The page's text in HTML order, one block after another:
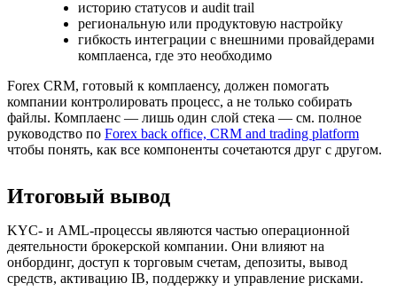
историю статусов и audit trail
региональную или продуктовую настройку
гибкость интеграции с внешними провайдерами
комплаенса, где это необходимо
Forex CRM, готовый к комплаенсу, должен помогать
компании контролировать процесс, а не только собирать
файлы. Комплаенс — лишь один слой стека — см. полное
руководство по Forex back office, CRM and trading platform
чтобы понять, как все компоненты сочетаются друг с другом.
Итоговый вывод
KYC- и AML-процессы являются частью операционной
деятельности брокерской компании. Они влияют на
онбординг, доступ к торговым счетам, депозиты, вывод
средств, активацию IB, поддержку и управление рисками.